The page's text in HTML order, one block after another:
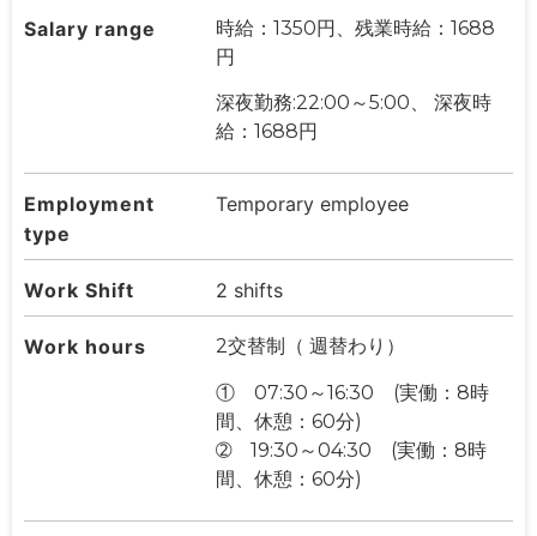
Salary range
時給：1350円、残業時給：1688
円
深夜勤務:22:00～5:00、 深夜時
給：1688円
Employment
type
Temporary employee
Work Shift 2 shifts
Work hours 2交替制（ 週替わり）
① 07:30～16:30 (実働：8時
間、休憩：60分)
➁ 19:30～04:30 (実働：8時
間、休憩：60分)